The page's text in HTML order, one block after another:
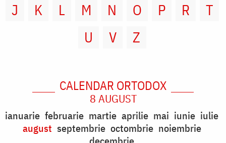
J
K L M N O P R
T
U
V Z
CALENDAR ORTODOX
8 AUGUST
ianuarie februarie martie aprilie mai iunie iulie
august septembrie octombrie noiembrie